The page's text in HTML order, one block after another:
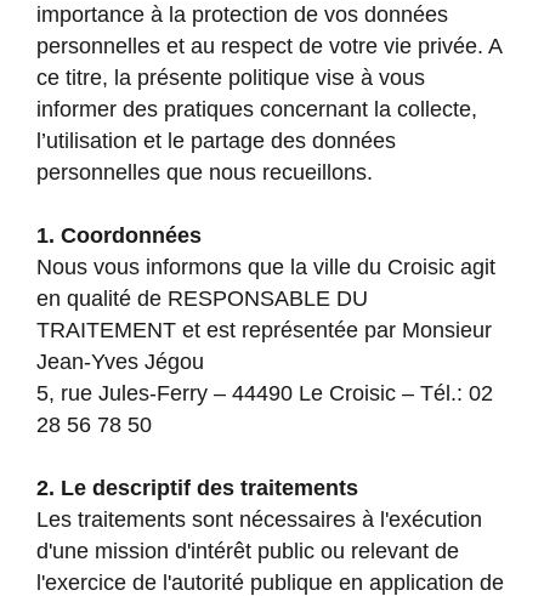
importance à la protection de vos données
personnelles et au respect de votre vie privée. A
ce titre, la présente politique vise à vous
informer des pratiques concernant la collecte,
l’utilisation et le partage des données
personnelles que nous recueillons.
1. Coordonnées
Nous vous informons que la ville du Croisic agit
en qualité de RESPONSABLE DU
TRAITEMENT et est représentée par Monsieur
Jean-Yves Jégou
5, rue Jules-Ferry – 44490 Le Croisic – Tél.: 02
28 56 78 50
2. Le descriptif des traitements
Les traitements sont nécessaires à l'exécution
d'une mission d'intérêt public ou relevant de
l'exercice de l'autorité publique en application de